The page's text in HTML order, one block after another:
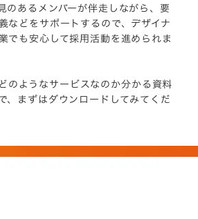
のあるメンバーが伴走しながら、要
などをサポートするので、デザイナ
でも安心して採用活動を進められま
のようなサービスなのか分かる資料
、まずはダウンロードしてみてくだ